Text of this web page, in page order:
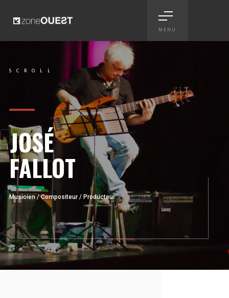
MENU
Another Romantic -
Scroll
JOSÉ
FALLOT
Musicien / Compositeur / Producteur
SCROLL